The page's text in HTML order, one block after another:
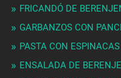
FRICANDÓ DE
GARBANZOS CON
PASTA CON
ENSALADA DE